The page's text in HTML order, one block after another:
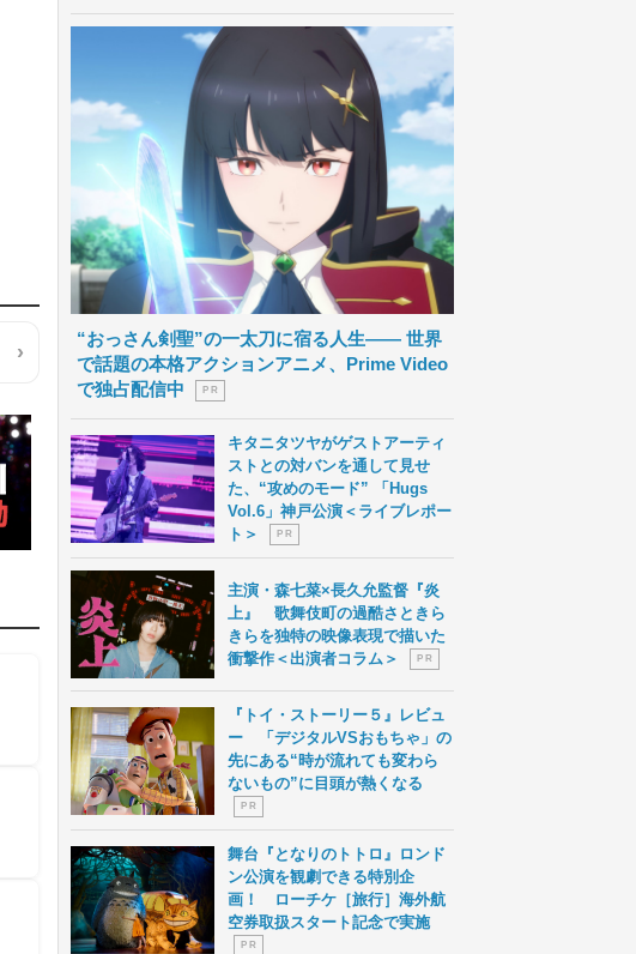
“おっさん剣聖”の一太刀に宿る人生―― 世界
で話題の本格アクションアニメ、Prime Video
で独占配信中
P R
キタニタツヤがゲストアーティ
ストとの対バンを通して見せ
た、“攻めのモード” 「Hugs
Vol.6」神戸公演＜ライブレポー
ト＞
P R
主演・森七菜×長久允監督『炎
上』 歌舞伎町の過酷さときら
きらを独特の映像表現で描いた
衝撃作＜出演者コラム＞
P R
『トイ・ストーリー５』レビュ
ー 「デジタルVSおもちゃ」の
先にある“時が流れても変わら
ないもの”に目頭が熱くなる
P R
舞台『となりのトトロ』ロンド
ン公演を観劇できる特別企
画！ ローチケ［旅行］海外航
空券取扱スタート記念で実施
P R